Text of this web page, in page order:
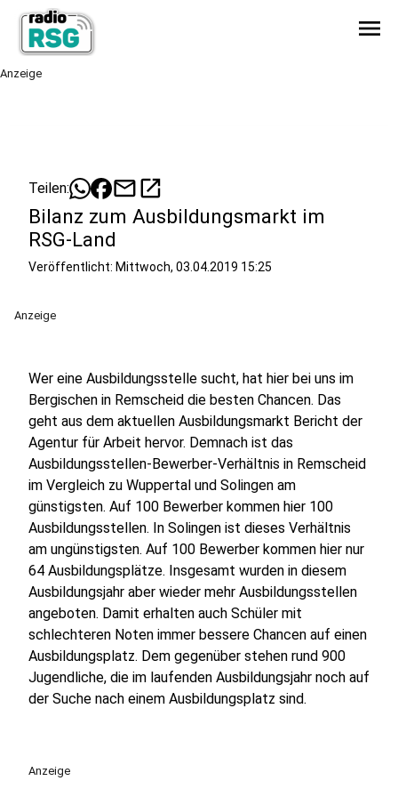
menu
Anzeige
Teilen: mailopen_in_new
Bilanz zum Ausbildungsmarkt im
RSG-Land
Veröffentlicht: Mittwoch, 03.04.2019 15:25
Anzeige
Wer eine Ausbildungsstelle sucht, hat hier bei uns im
Bergischen in Remscheid die besten Chancen. Das
geht aus dem aktuellen Ausbildungsmarkt Bericht der
Agentur für Arbeit hervor. Demnach ist das
Ausbildungsstellen-Bewerber-Verhältnis in Remscheid
im Vergleich zu Wuppertal und Solingen am
günstigsten. Auf 100 Bewerber kommen hier 100
Ausbildungsstellen. In Solingen ist dieses Verhältnis
am ungünstigsten. Auf 100 Bewerber kommen hier nur
64 Ausbildungsplätze. Insgesamt wurden in diesem
Ausbildungsjahr aber wieder mehr Ausbildungsstellen
angeboten. Damit erhalten auch Schüler mit
schlechteren Noten immer bessere Chancen auf einen
Ausbildungsplatz. Dem gegenüber stehen rund 900
Jugendliche, die im laufenden Ausbildungsjahr noch auf
der Suche nach einem Ausbildungsplatz sind.
Anzeige